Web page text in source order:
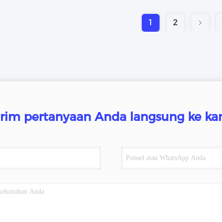
1 2
pertanyaan Anda langsung ke